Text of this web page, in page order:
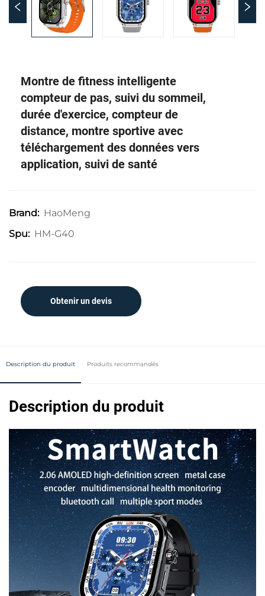
Montre de fitness intelligente
compteur de pas, suivi du sommeil,
durée d'exercice, compteur de
distance, montre sportive avec
téléchargement des données vers
application, suivi de santé
Brand: HaoMeng
Spu: HM-G40
Obtenir un devis
Description du produit Produits recommandés
Description du produit